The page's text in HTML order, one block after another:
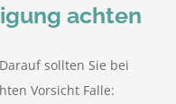
achten
sollten Sie bei
Vorsicht Falle: